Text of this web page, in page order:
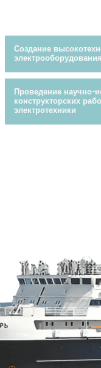
Создание
электрооборудования
Проведение научно-
конструкторских
электротехники